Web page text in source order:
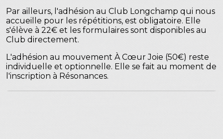
Par ailleurs, l'adhésion au Club Longchamp qui nous
accueille pour les répétitions, est obligatoire. Elle
s'élève à 22€ et les formulaires sont disponibles au
Club directement.
L'adhésion au mouvement À Cœur Joie (50€) reste
individuelle et optionnelle. Elle se fait au moment de
l'inscription à Résonances.